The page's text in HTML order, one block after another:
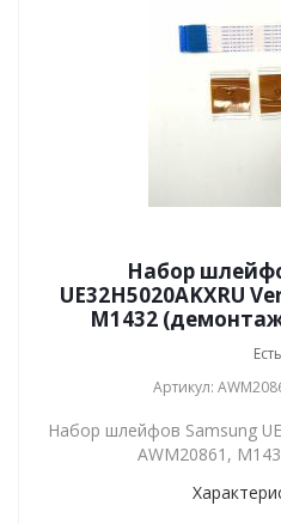
Набор
UE32H5020AKXRU
M1432
Артикул:
Набор шлейфов Samsung
AWM20861,